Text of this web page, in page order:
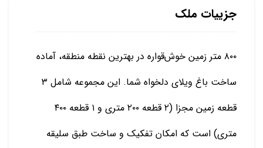
جزییات ملک
۸۰۰ متر زمین خوش‌قواره در بهترین نقطه منطقه، آماده
ساخت باغ ویلای دلخواه شما. این مجموعه شامل ۳
قطعه زمین مجزا (۲ قطعه ۲۰۰ متری و ۱ قطعه ۴۰۰
متری) است که امکان تفکیک و ساخت طبق سلیقه